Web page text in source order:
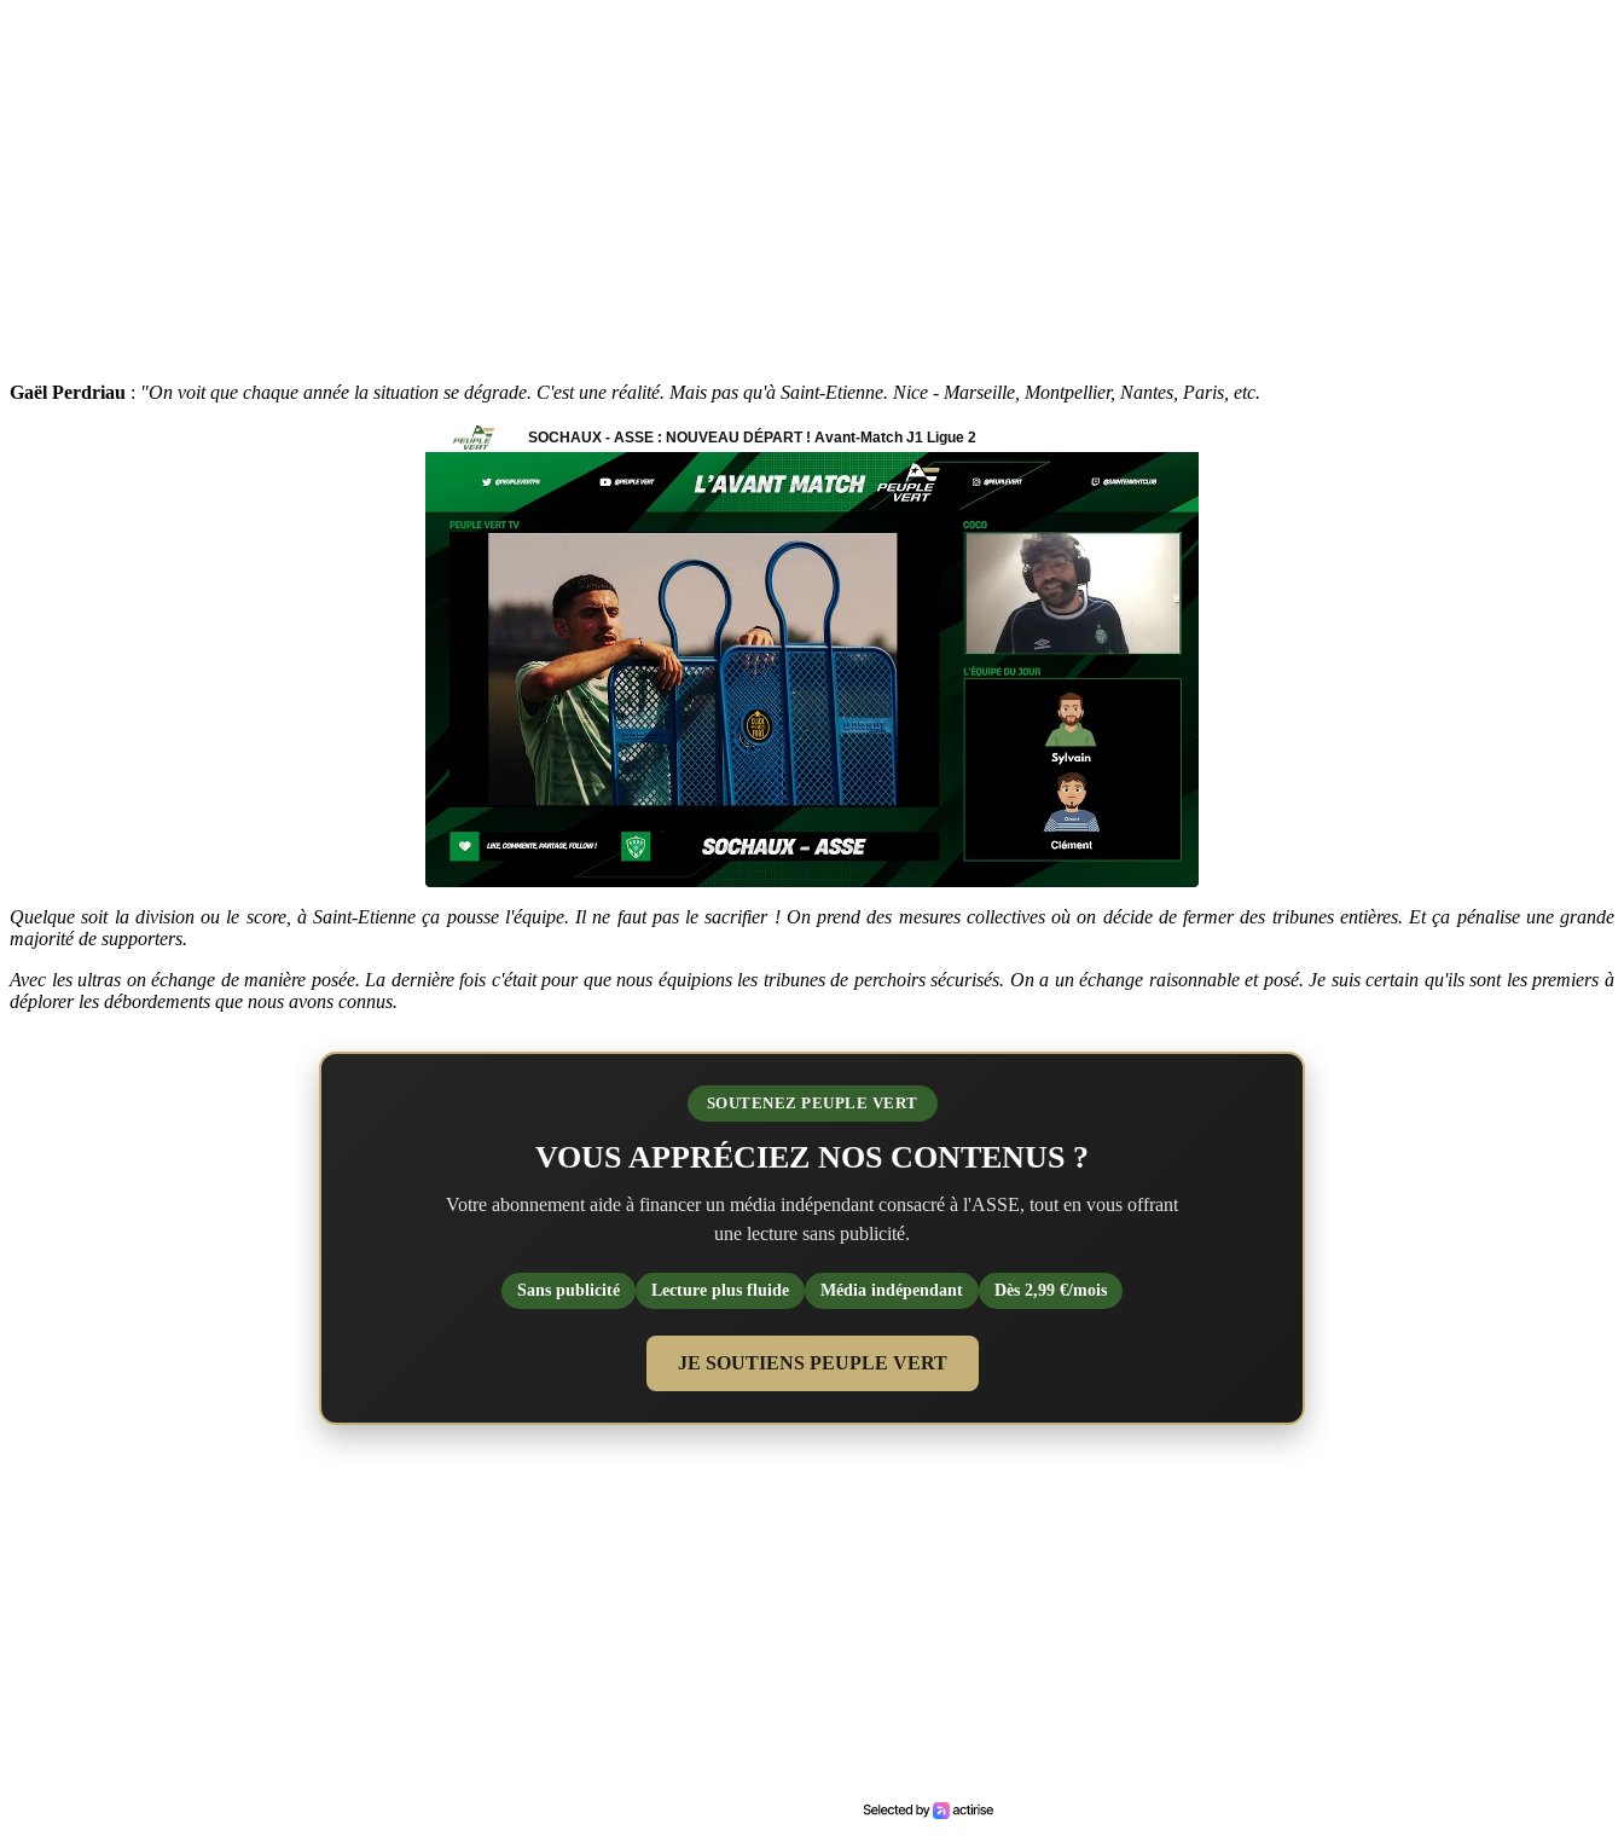
Gaël Perdriau : "On voit que chaque année la situation se dégrade. C'est une réalité. Mais pas qu'à Saint-Etienne. Nice - Marseille, Montpellier, Nantes, Paris, etc.
Quelque soit la division ou le score, à Saint-Etienne ça pousse l'équipe. Il ne faut pas le sacrifier ! On prend des mesures collectives où on décide de fermer des tribunes entières. Et ça pénalise une grande
majorité de supporters.
Avec les ultras on échange de manière posée. La dernière fois c'était pour que nous équipions les tribunes de perchoirs sécurisés. On a un échange raisonnable et posé. Je suis certain qu'ils sont les premiers à
déplorer les débordements que nous avons connus.
SOUTENEZ PEUPLE VERT
VOUS APPRÉCIEZ NOS CONTENUS ?
Votre abonnement aide à financer un média indépendant consacré à l'ASSE, tout en vous offrant
une lecture sans publicité.
Sans publicité Lecture plus fluide Média indépendant Dès 2,99 €/mois
JE SOUTIENS PEUPLE VERT